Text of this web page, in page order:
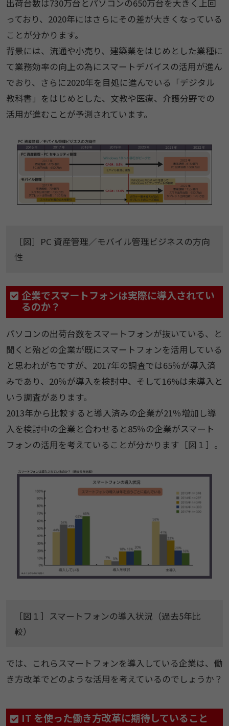
出荷台数は730万台とパソコンの650万台を大きく上回
っており、2020年にはさらにその差が大きくなっている
ことが分かります。
背景には、流通や小売り、建築業をはじめとした業種に
て業務効率の向上の為にスマートデバイスの活用が進ん
でおり、さらに2020年を目処に進んでいる「デジタル
教科書」をはじめとした、文教や医療、介護分野での
活用が進むことが予測されています。
［図］PC 資産管理／モバイル管理ビジネスの方向
性
企業でスマートフォンは実際に導入されてい
るのか？
パソコンの出荷台数をスマートフォンが抜いている、と
聞くと殆どの企業が既にスマートフォンを活用している
と思われがちですが、2017年の調査では65％が導入済
みであり、20％が導入を検討中、そして16%は未導入と
いう調査があります。
2013年から比較すると導入済みの企業が21％増加し導
入を検討中の企業と合わせると85％の企業がスマート
フォンの活用を考えていることが分かります［図１］。
［図１］スマートフォンの導入状況（過去5年比
較）
では、これらスマートフォンを導入している企業は、働
き方改革でどのような活用を考えているのでしょうか？
IT を使った働き方改革に期待していること